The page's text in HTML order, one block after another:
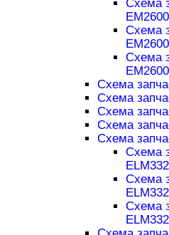
Схема
Схема
Схема
Схема
Схема
Схема
Схема
Схема
Схема
Схема
Схема